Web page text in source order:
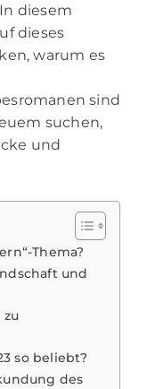
diesem
dieses
warum es
sind
suchen,
und
Thema?
und
zu
so beliebt?
des